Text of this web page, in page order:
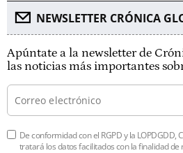
NEWSLETTER CRÓNICA
Apúntate a la newsletter de
las noticias más importantes
De conformidad con el RGPD y la LOPDGDD,
tratará los datos facilitados con la finalidad